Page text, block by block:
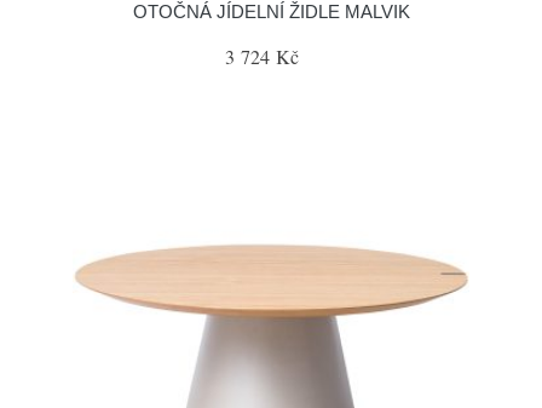
OTOČNÁ JÍDELNÍ ŽIDLE MALVIK
3 724 Kč